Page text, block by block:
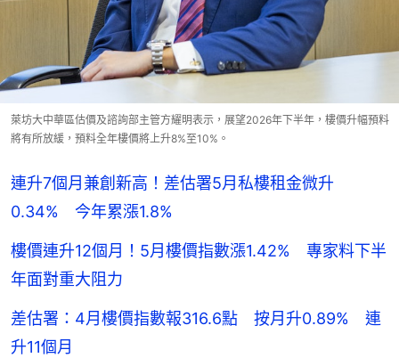
萊坊大中華區估價及諮詢部主管方耀明表示，展望2026年下半年，樓價升幅預料
將有所放緩，預料全年樓價將上升8%至10%。
連升7個月兼創新高！差估署5月私樓租金微升
0.34% 今年累漲1.8%
樓價連升12個月！5月樓價指數漲1.42% 專家料下半
年面對重大阻力
差估署：4月樓價指數報316.6點 按月升0.89% 連
升11個月